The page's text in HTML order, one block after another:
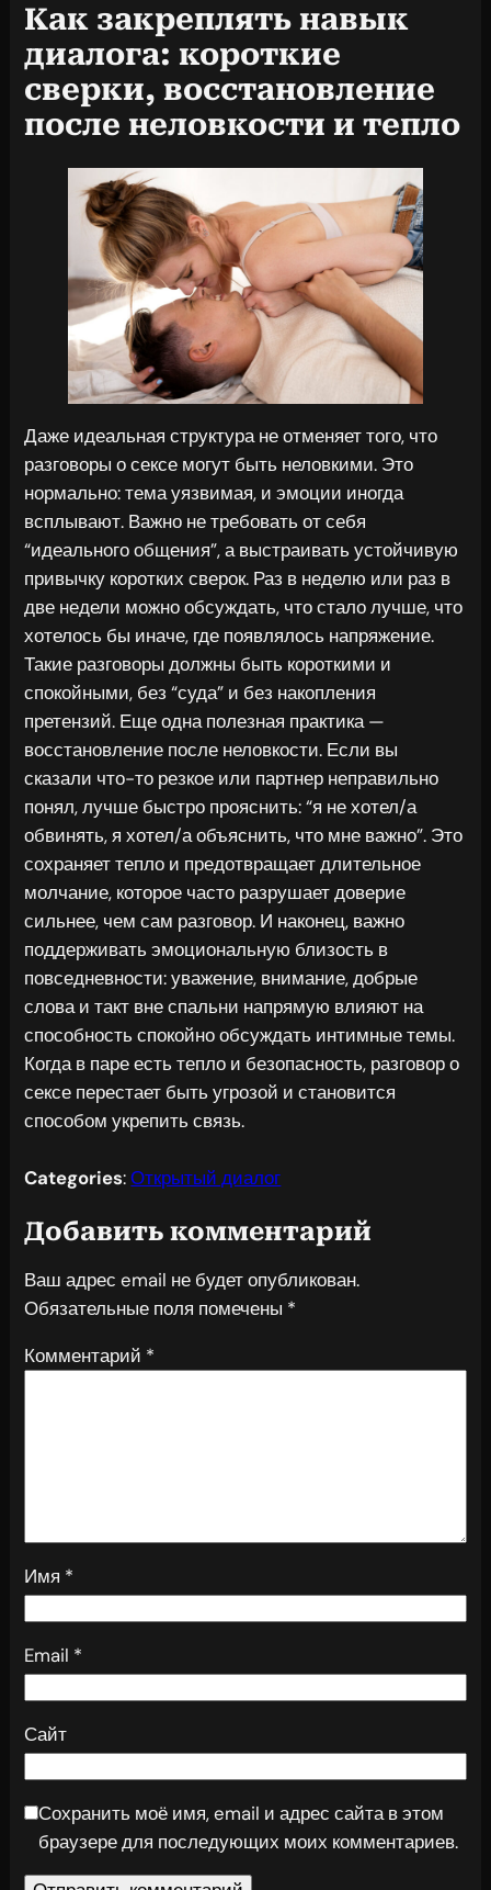
Как закреплять навык
диалога: короткие
сверки, восстановление
после неловкости и тепло
Даже идеальная структура не отменяет того, что
разговоры о сексе могут быть неловкими. Это
нормально: тема уязвимая, и эмоции иногда
всплывают. Важно не требовать от себя
“идеального общения”, а выстраивать устойчивую
привычку коротких сверок. Раз в неделю или раз в
две недели можно обсуждать, что стало лучше, что
хотелось бы иначе, где появлялось напряжение.
Такие разговоры должны быть короткими и
спокойными, без “суда” и без накопления
претензий. Еще одна полезная практика —
восстановление после неловкости. Если вы
сказали что-то резкое или партнер неправильно
понял, лучше быстро прояснить: “я не хотел/а
обвинять, я хотел/а объяснить, что мне важно”. Это
сохраняет тепло и предотвращает длительное
молчание, которое часто разрушает доверие
сильнее, чем сам разговор. И наконец, важно
поддерживать эмоциональную близость в
повседневности: уважение, внимание, добрые
слова и такт вне спальни напрямую влияют на
способность спокойно обсуждать интимные темы.
Когда в паре есть тепло и безопасность, разговор о
сексе перестает быть угрозой и становится
способом укрепить связь.
Categories:Открытый диалог
Добавить комментарий
Ваш адрес email не будет опубликован.
Обязательные поля помечены *
Комментарий *
Имя *
Email *
Сайт
Сохранить моё имя, email и адрес сайта в этом
браузере для последующих моих комментариев.